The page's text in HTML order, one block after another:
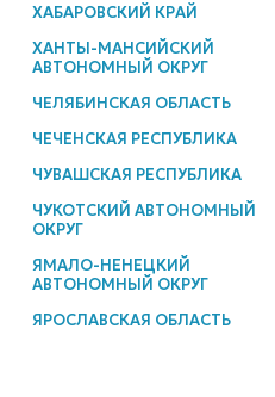
ХАБАРОВСКИЙ КРАЙ
ХАНТЫ-МАНСИЙСКИЙ
АВТОНОМНЫЙ ОКРУГ
ЧЕЛЯБИНСКАЯ ОБЛАСТЬ
ЧЕЧЕНСКАЯ РЕСПУБЛИКА
ЧУВАШСКАЯ РЕСПУБЛИКА
ЧУКОТСКИЙ АВТОНОМНЫЙ
ОКРУГ
ЯМАЛО-НЕНЕЦКИЙ
АВТОНОМНЫЙ ОКРУГ
ЯРОСЛАВСКАЯ ОБЛАСТЬ